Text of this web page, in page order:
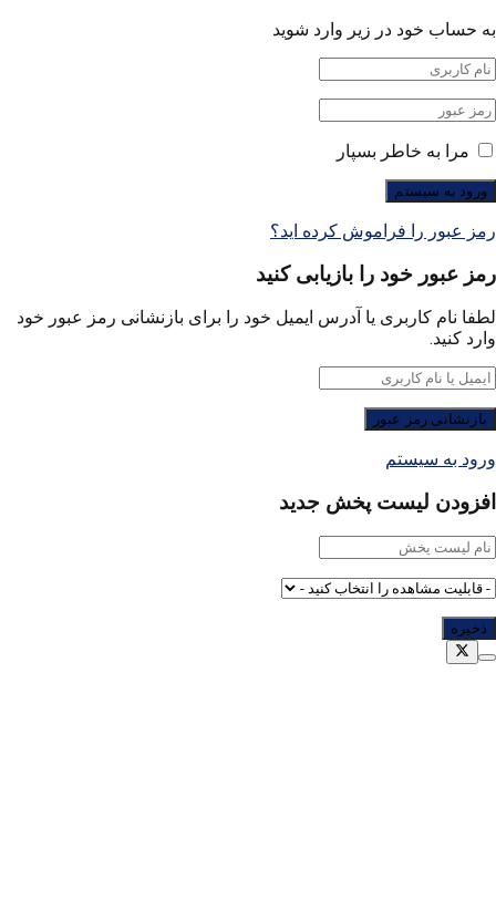
به حساب خود در زیر وارد شوید
مرا به خاطر بسپار
رمز عبور را فراموش کرده اید؟
رمز عبور خود را بازیابی کنید
لطفا نام کاربری یا آدرس ایمیل خود را برای بازنشانی رمز عبور خود
وارد کنید.
ورود به سیستم
افزودن لیست پخش جدید